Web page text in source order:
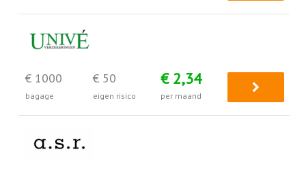
€ 1000
bagage
€ 50
eigen risico
€ 2,34
per maand